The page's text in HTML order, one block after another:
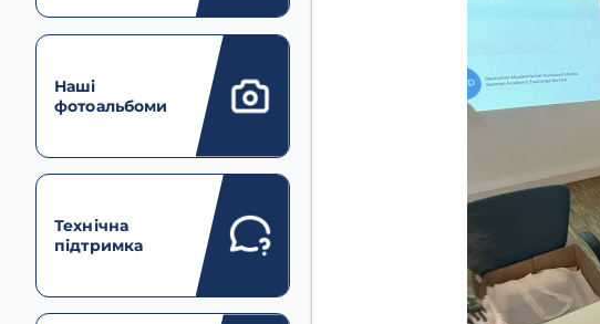
Наші
фотоальбоми
Технічна
підтримка